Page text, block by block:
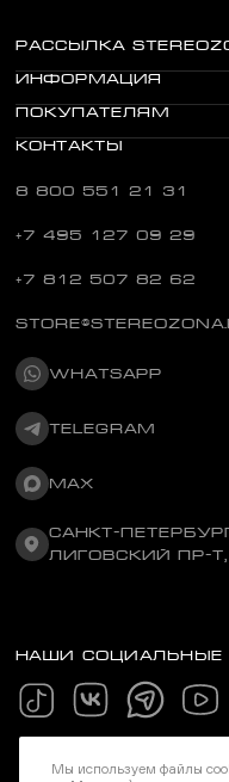
РАССЫЛКА
ИНФОРМАЦИЯ
ПОКУПАТЕЛЯМ
КОНТАКТЫ
8 800 551 21 31
+7 495 127 09 29
+7 812 507 82 62
WHATSAPP
TELEGRAM
MAX
САНКТ-
ЛИГОВСКИЙ ПР-Т,
НАШИ СОЦИАЛЬНЫЕ
Мы используем файлы